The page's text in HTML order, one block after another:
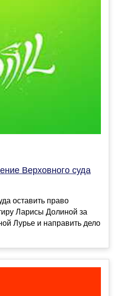
Верховного суда
оставить право
Ларисы Долиной за
Лурье и направить дело